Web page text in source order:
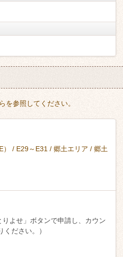
を参照してください。
） / E29～E31 / 郷土エリア / 郷土
よせ」ボタンで申請し、カウン
ください。）